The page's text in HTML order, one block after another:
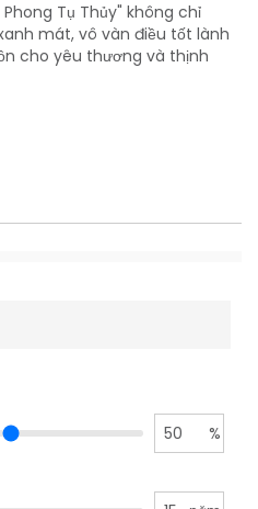
Tụ Thủy" không chỉ
mát, vô vàn điều tốt lành
cho yêu thương và thịnh
50
%